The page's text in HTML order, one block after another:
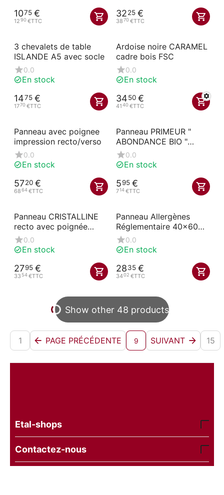
1075 €
1290€TTC
3225 €
3870€TTC
3 chevalets de table
ISLANDE A5 avec socle
0.0
En stock
1475 €
1770€TTC
Ardoise noire CARAMEL
cadre bois FSC
0.0
En stock
3450 €
4140€TTC
Panneau avec poignee
impression recto/verso
0.0
En stock
5720 €
6864€TTC
Panneau PRIMEUR "
ABONDANCE BIO "
20x15 cm
0.0
En stock
595 €
714€TTC
Panneau CRISTALLINE
recto avec poignée
60x60 cm
0.0
En stock
2795 €
33 54€TTC
Panneau Allergènes
Réglementaire 40x60
cm0.0
En stock
2835 €
3402 €TTC
Show other 48 products
1 PAGE PRÉCÉDENTE 9 SUIVANT 15
Etal-shops
Contactez-nous